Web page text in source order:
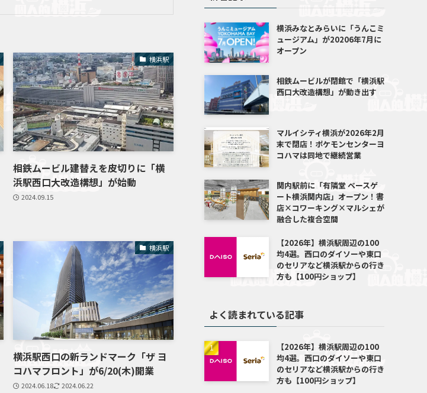
横浜駅
相鉄ムービル建替えを皮切りに「横
浜駅西口大改造構想」が始動
2024.09.15
横浜駅
横浜駅西口の新ランドマーク「ザ ヨ
コハマフロント」が6/20(木)開業
2024.06.18 2024.06.22
横浜みなとみらいに「うんこミ
ュージアム」が20206年7月に
オープン
相鉄ムービルが閉館で「横浜駅
西口大改造構想」が動き出す
マルイシティ横浜が2026年2月
末で閉店！ポケモンセンターヨ
コハマは同地で継続営業
関内駅前に「有隣堂 ベースゲ
ート横浜関内店」オープン！書
店×コワーキング×マルシェが
融合した複合空間
【2026年】横浜駅周辺の100
均4選。西口のダイソーや東口
のセリアなど横浜駅からの行き
方も【100円ショップ】
よく読まれている記事
【2026年】横浜駅周辺の100
均4選。西口のダイソーや東口
のセリアなど横浜駅からの行き
方も【100円ショップ】